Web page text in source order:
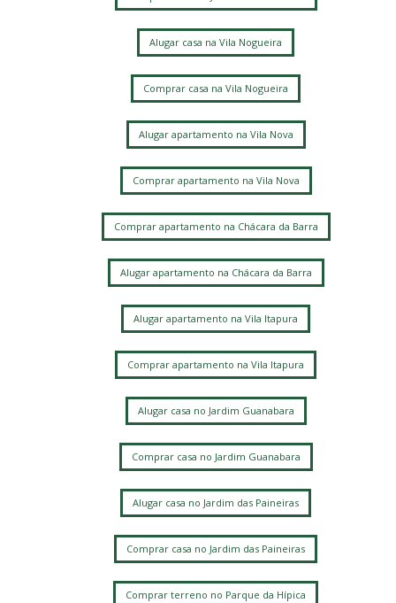
Alugar casa na Vila Nogueira
Comprar casa na Vila Nogueira
Alugar apartamento na Vila Nova
Comprar apartamento na Vila Nova
Comprar apartamento na Chácara da Barra
Alugar apartamento na Chácara da Barra
Alugar apartamento na Vila Itapura
Comprar apartamento na Vila Itapura
Alugar casa no Jardim Guanabara
Comprar casa no Jardim Guanabara
Alugar casa no Jardim das Paineiras
Comprar casa no Jardim das Paineiras
Comprar terreno no Parque da Hípica